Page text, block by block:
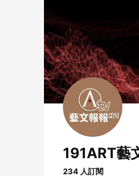
191ART藝
234 人訂閱